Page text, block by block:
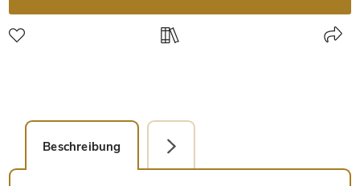
Beschreibung Detailbild